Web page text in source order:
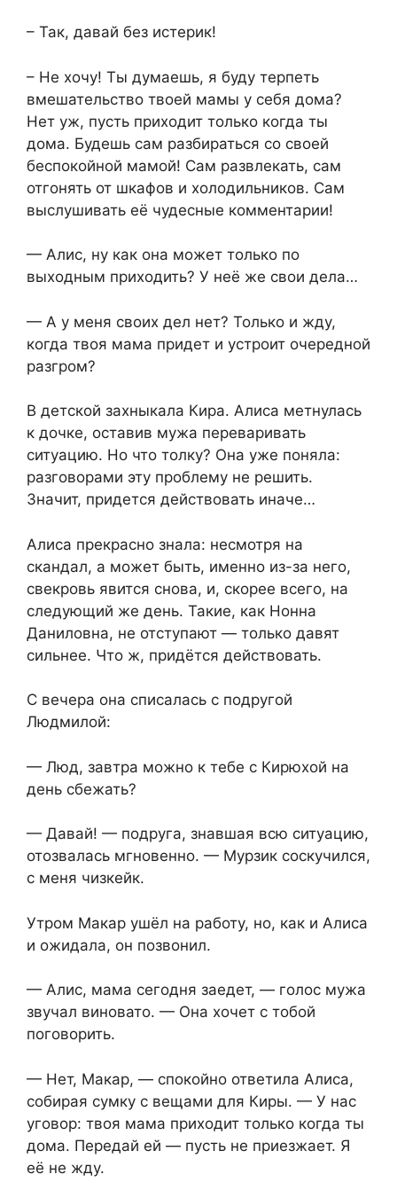
– Так, давай без истерик!
– Не хочу! Ты думаешь, я буду терпеть
вмешательство твоей мамы у себя дома?
Нет уж, пусть приходит только когда ты
дома. Будешь сам разбираться со своей
беспокойной мамой! Сам развлекать, сам
отгонять от шкафов и холодильников. Сам
выслушивать её чудесные комментарии!
— Алис, ну как она может только по
выходным приходить? У неё же свои дела…
— А у меня своих дел нет? Только и жду,
когда твоя мама придет и устроит очередной
разгром?
В детской захныкала Кира. Алиса метнулась
к дочке, оставив мужа переваривать
ситуацию. Но что толку? Она уже поняла:
разговорами эту проблему не решить.
Значит, придется действовать иначе…
Алиса прекрасно знала: несмотря на
скандал, а может быть, именно из-за него,
свекровь явится снова, и, скорее всего, на
следующий же день. Такие, как Нонна
Даниловна, не отступают — только давят
сильнее. Что ж, придётся действовать.
С вечера она списалась с подругой
Людмилой:
— Люд, завтра можно к тебе с Кирюхой на
день сбежать?
— Давай! — подруга, знавшая всю ситуацию,
отозвалась мгновенно. — Мурзик соскучился,
с меня чизкейк.
Утром Макар ушёл на работу, но, как и Алиса
и ожидала, он позвонил.
— Алис, мама сегодня заедет, — голос мужа
звучал виновато. — Она хочет с тобой
поговорить.
— Нет, Макар, — спокойно ответила Алиса,
собирая сумку с вещами для Киры. — У нас
уговор: твоя мама приходит только когда ты
дома. Передай ей — пусть не приезжает. Я
её не жду.